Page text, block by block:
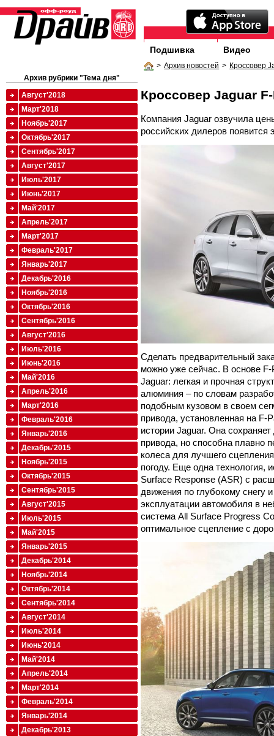
Подшивка Видео
> Архив новостей > Кроссовер
Кроссовер Jaguar
Компания Jaguar озвучила
российских дилеров появится
Сделать предварительный
можно уже сейчас. В основе
Jaguar: легкая и прочная
алюминия – по словам
подобным кузовом в своем
привода, установленная на F-
истории Jaguar. Она
привода, но способна плавно
колеса для лучшего
погоду. Еще одна технология,
Surface Response (ASR) с
движения по глубокому снегу
эксплуатации автомобиля в
система All Surface Progress
оптимальное сцепление с
Архив рубрики "Тема дня"
Август'2018
Март'2018
Ноябрь'2017
Октябрь'2017
Сентябрь'2017
Август'2017
Июль'2017
Июнь'2017
Май'2017
Апрель'2017
Март'2017
Февраль'2017
Январь'2017
Декабрь'2016
Ноябрь'2016
Октябрь'2016
Сентябрь'2016
Август'2016
Июль'2016
Июнь'2016
Май'2016
Апрель'2016
Март'2016
Февраль'2016
Январь'2016
Декабрь'2015
Ноябрь'2015
Октябрь'2015
Сентябрь'2015
Август'2015
Июль'2015
Май'2015
Январь'2015
Декабрь'2014
Ноябрь'2014
Октябрь'2014
Сентябрь'2014
Август'2014
Июль'2014
Июнь'2014
Май'2014
Апрель'2014
Март'2014
Февраль'2014
Январь'2014
Декабрь'2013